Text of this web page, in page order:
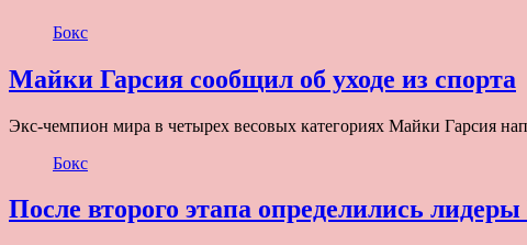
Бокс
Майки Гарсия сообщил об уходе из спорта
Экс-чемпион мира в четырех весовых категориях Майки Гарсия
Бокс
После второго этапа определились